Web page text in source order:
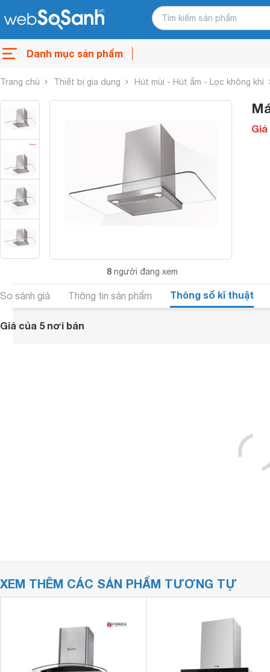
Danh mục sản phẩm
Trang chủ Thiết bị gia dụng Hút mùi - Hút ẩm - Lọc không khí
8 người đang xem
Giá
So sánh giá Thông tin sản phẩm Thông số kĩ thuật
Giá của 5 nơi bán
XEM THÊM CÁC SẢN PHẨM TƯƠNG TỰ